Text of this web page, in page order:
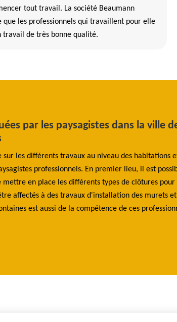
tout travail. La société Beaumann
que les professionnels qui travaillent pour elle
travail de très bonne qualité.
par les paysagistes dans la ville
sur les différents travaux au niveau des habitations
professionnels. En premier lieu, il est
en place les différents types de clôtures pour
affectés à des travaux d'installation des murets et
est aussi de la compétence de ces